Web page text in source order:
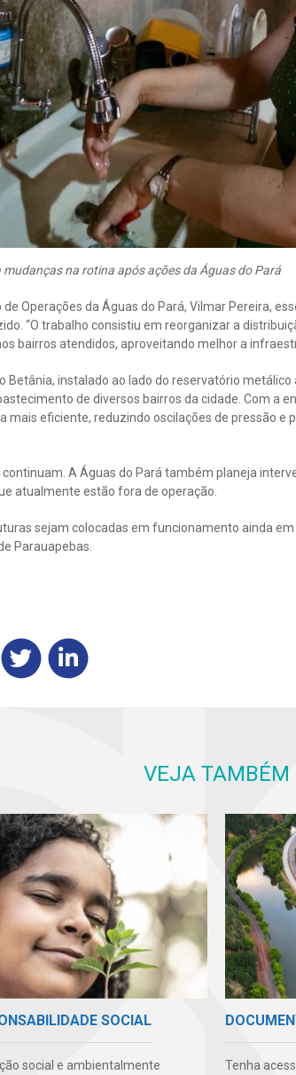
na rotina após ações da Águas do Pará
de Operações da Águas do Pará, Vilmar Pereira,
“O trabalho consistiu em reorganizar a
bairros atendidos, aproveitando melhor a
Betânia, instalado ao lado do reservatório
de diversos bairros da cidade. Com a
mais eficiente, reduzindo oscilações de pressão e
A Águas do Pará também planeja
atualmente estão fora de operação.
sejam colocadas em funcionamento ainda
Parauapebas.
VEJA TAMBÉM
SOCIAL
social e ambientalmente Tenha